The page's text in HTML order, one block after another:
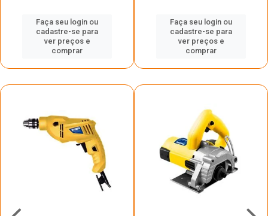
Faça seu login ou
cadastre-se para
ver preços e
comprar
Faça seu login ou
cadastre-se para
ver preços e
comprar